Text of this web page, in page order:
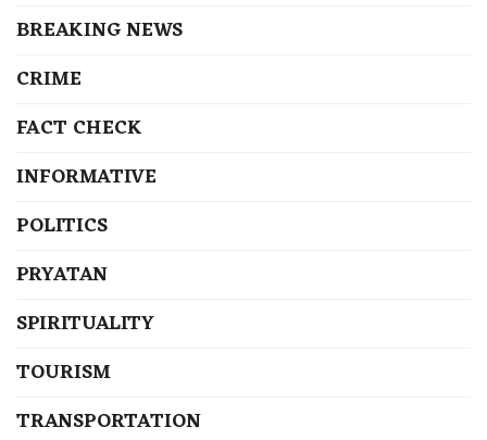
BREAKING NEWS
CRIME
FACT CHECK
INFORMATIVE
POLITICS
PRYATAN
SPIRITUALITY
TOURISM
TRANSPORTATION